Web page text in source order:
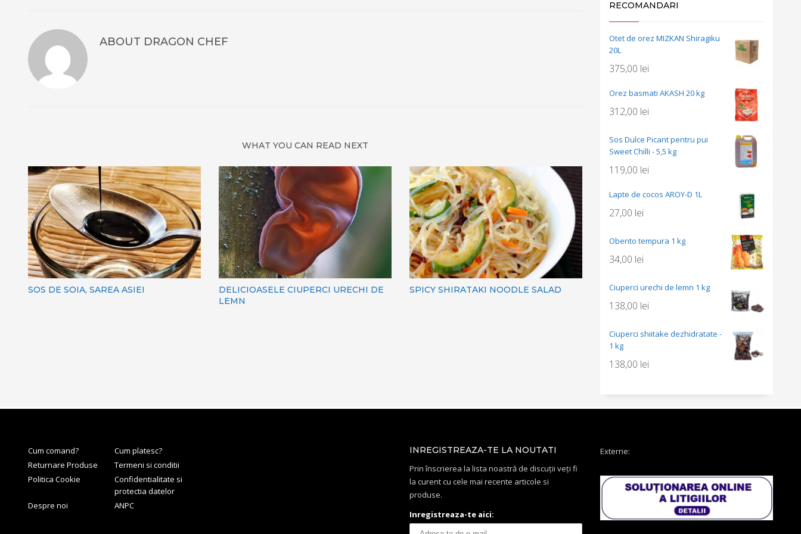
ABOUT DRAGON CHEF
WHAT YOU CAN READ NEXT
SOS DE SOIA, SAREA ASIEI
DELICIOASELE CIUPERCI URECHI DE
LEMN
SPICY SHIRATAKI NOODLE SALAD
RECOMANDARI
Otet de orez MIZKAN Shiragiku
20L
375,00 lei
Orez basmati AKASH 20 kg
312,00 lei
Sos Dulce Picant pentru pui
Sweet Chilli - 5,5 kg
119,00 lei
Lapte de cocos AROY-D 1L
27,00 lei
Obento tempura 1 kg
34,00 lei
Ciuperci urechi de lemn 1 kg
138,00 lei
Ciuperci shiitake dezhidratate -
1 kg
138,00 lei
Cum comand?
Cum platesc?
Returnare Produse
Termeni si conditii
Politica Cookie
Confidentialitate si
protectia datelor
Despre noi
ANPC
INREGISTREAZA-TE LA NOUTATI
Prin înscrierea la lista noastră de discuții veți fi
la curent cu cele mai recente articole si
produse.
Inregistreaza-te aici:
Externe: